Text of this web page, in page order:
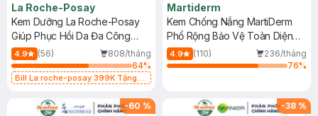
La Roche-Posay
Kem Dưỡng La Roche-Posay
Giúp Phục Hồi Da Đa Công
Dụng 40ml
4.9 (56)
808/tháng
64%
Bill La roche-posay 399K Tặng
(SL có hạn)
Martiderm
Kem Chống Nắng MartiDerm
Phổ Rộng Bảo Vệ Toàn Diện
40ml
4.9 (110)
236/tháng
76%
-60 % -38 %